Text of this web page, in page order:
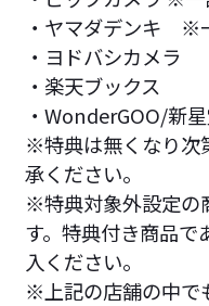
・ヤマダデンキ ※
・ヨドバシカメラ
・楽天ブックス
・WonderGOO/新
※特典は無くなり次
承ください。
※特典対象外設定の
す。特典付き商品で
入ください。
※上記の店舗の中で